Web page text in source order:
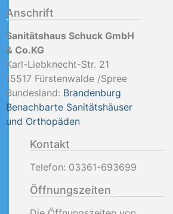
Anschrift
Sanitätshaus Schuck GmbH
& Co.KG
Karl-Liebknecht-Str. 21
15517 Fürstenwalde /Spree
Bundesland: Brandenburg
Benachbarte Sanitätshäuser
und Orthopäden
Kontakt
Telefon: 03361-693699
Öffnungszeiten